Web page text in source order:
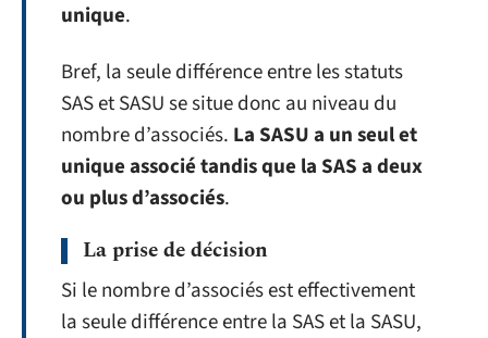
unique.
Bref, la seule différence entre les statuts
SAS et SASU se situe donc au niveau du
nombre d’associés. La SASU a un seul et
unique associé tandis que la SAS a deux
ou plus d’associés.
La prise de décision
Si le nombre d’associés est effectivement
la seule différence entre la SAS et la SASU,